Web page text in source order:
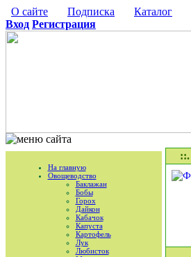
О сайте Подписка Каталог
Вход Регистрация
На главную
Овощеводство
Баклажан
Бобы
Горох
Дайкон
Кабачок
Капуста
Картофель
Лук
Любисток
::.